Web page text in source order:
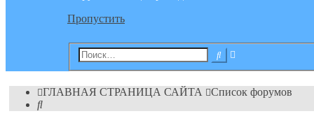
Пропустить
Поиск
ГЛАВНАЯ СТРАНИЦА САЙТА
Список форумов
Поиск